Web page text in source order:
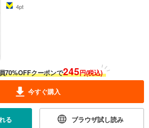
4pt
70%OFFクーポンで245円(税込)
今すぐ購入
る ブラウザ試し読み